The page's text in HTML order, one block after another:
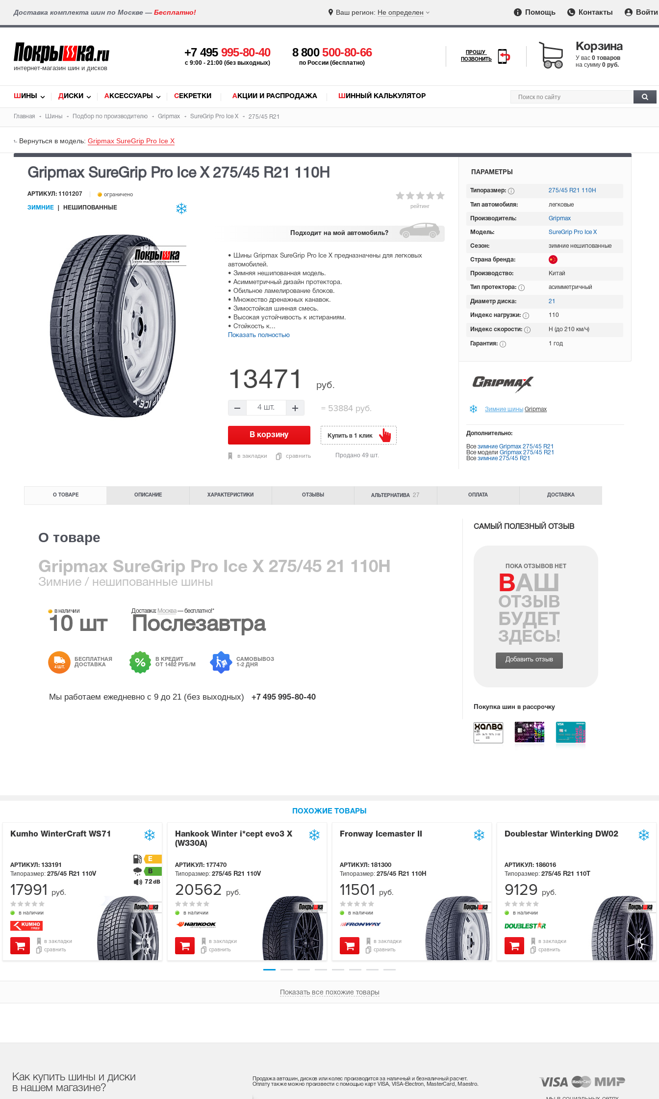
Доставка комплекта шин по Москве — Бесплатно! Ваш регион: Не определен Помощь Контакты Войти
интернет-магазин шин и дисков
+7 495 995-80-40
c 9:00 - 21:00 (без выходных)
8 800500-80-66
по России (бесплатно)
ПРОШУ
ПОЗВОНИТЬ
Корзина
У вас 0 товаров
на сумму 0 руб.
ШИНЫ ДИСКИ АКСЕССУАРЫ СЕКРЕТКИ АКЦИИ И РАСПРОДАЖА ШИННЫЙ КАЛЬКУЛЯТОР
Главная Шины Подбор по производителю Gripmax SureGrip Pro Ice X 275/45 R21
Вернуться в модель: Gripmax SureGrip Pro Ice X
Gripmax SureGrip Pro Ice X 275/45 R21 110H
рейтинг
АРТИКУЛ: 1101207 ограничено
ЗИМНИЕ НЕШИПОВАННЫЕ
Подходит на мой автомобиль?
• Шины Gripmax SureGrip Pro Ice X предназначены для легковых
автомобилей.
• Зимняя нешипованная модель.
• Асимметричный дизайн протектора.
• Обильное ламелирование блоков.
• Множество дренажных канавок.
• Зимостойкая шинная смесь.
• Высокая устойчивость к истираниям.
• Стойкость к...
Показать полностью
13471 руб.
4 шт. =53884 руб.
в закладки сравнить
Купить в 1 клик
Продано 49 шт.
ПАРАМЕТРЫ
Типоразмер: 275/45 R21 110H
Тип автомобиля: легковые
Производитель: Gripmax
Модель: SureGrip Pro Ice X
Сезон: зимние нешипованные
Страна бренда:
Производство: Китай
Тип протектора: асимметричный
Диаметр диска: 21
Индекс нагрузки: 110
Индекс скорости: H (до 210 км/ч)
Гарантия: 1 год
Зимние шины Gripmax
Дополнительно:
Всезимние Gripmax 275/45 R21
Все моделиGripmax 275/45 R21
Всезимние 275/45 R21
О ТОВАРЕ ОПИСАНИЕ ХАРАКТЕРИСТИКИ ОТЗЫВЫ АЛЬТЕРНАТИВА 27 ОПЛАТА ДОСТАВКА
О товаре
Gripmax SureGrip Pro Ice X 275/45 21 110H
Зимние / нешипованные шины
в наличии
10 шт
Доставка: Москва—бесплатно!*
Послезавтра
4 ШТ.
БЕСПЛАТНАЯ
ДОСТАВКА
В КРЕДИТ
ОТ 1482 РУБ/М
САМОВЫВОЗ
1-2 ДНЯ
Мы работаем ежедневно с 9 до 21 (без выходных) +7 495 995-80-40
САМЫЙ ПОЛЕЗНЫЙ ОТЗЫВ
ПОКА ОТЗЫВОВ НЕТ
ВАШ
ОТЗЫВ
БУДЕТ
ЗДЕСЬ!
Добавить отзыв
Покупка шин в рассрочку
ПОХОЖИЕ ТОВАРЫ
Kumho WinterCraft WS71
АРТИКУЛ: 133191
в наличии
Типоразмер: 275/45 R21 110V
E
B
72 dB
в закладки
сравнить
17991 руб.
Hankook Winter i*cept evo3 X
(W330A)
АРТИКУЛ: 177470
в наличии
Типоразмер: 275/45 R21 110V
в закладки
сравнить
20562 руб.
Fronway Icemaster II
АРТИКУЛ: 181300
в наличии
Типоразмер: 275/45 R21 110H
в закладки
сравнить
11501 руб.
Doublestar Winterking DW02
АРТИКУЛ: 186016
в наличии
Типоразмер: 275/45 R21 110T
в закладки
сравнить
9129 руб.
Показать все похожие товары
Как купить шины и диски
в нашем магазине?
Продажа автошин, дисков или колес производится за наличный и безналичный расчет.
Оплату также можно произвести с помощью карт VISA, VISA-Electron, MasterCard, Maestro.